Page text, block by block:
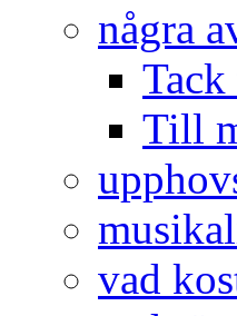
några
Till
vad